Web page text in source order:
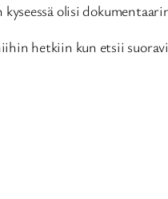
olisi
hetkiin kun etsii